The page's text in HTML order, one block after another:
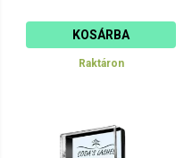
KOSÁRBA
Raktáron